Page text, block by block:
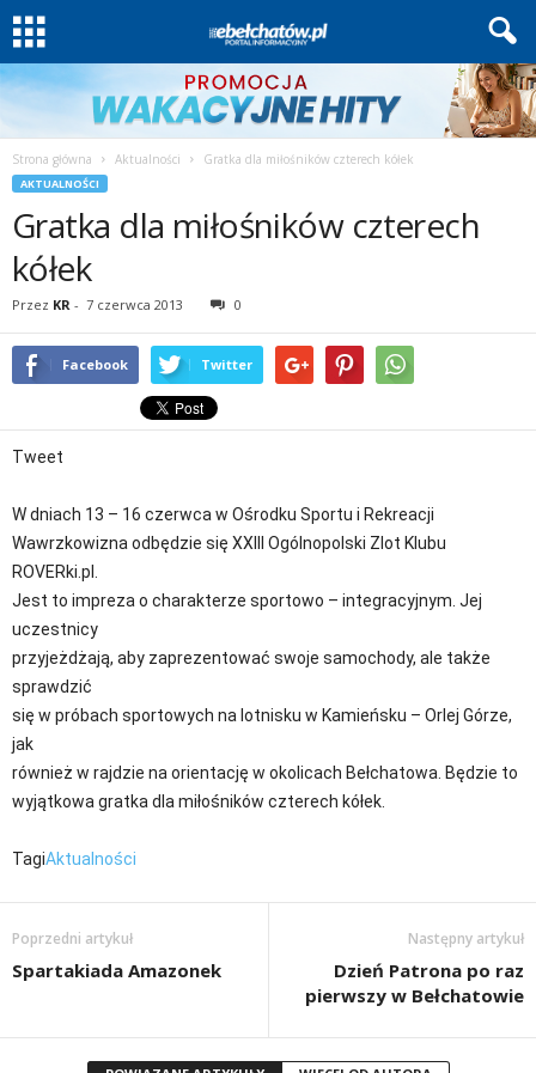
Strona główna Aktualności Gratka dla miłośników czterech kółek
AKTUALNOŚCI
Gratka dla miłośników czterech
kółek
Przez KR - 7 czerwca 2013 0
Facebook Twitter
Tweet
W dniach 13 – 16 czerwca w Ośrodku Sportu i Rekreacji
Wawrzkowizna odbędzie się XXIII Ogólnopolski Zlot Klubu
ROVERki.pl.
Jest to impreza o charakterze sportowo – integracyjnym. Jej
uczestnicy
przyjeżdżają, aby zaprezentować swoje samochody, ale także
sprawdzić
się w próbach sportowych na lotnisku w Kamieńsku – Orlej Górze,
jak
również w rajdzie na orientację w okolicach Bełchatowa. Będzie to
wyjątkowa gratka dla miłośników czterech kółek.
TagiAktualności
Poprzedni artykuł
Spartakiada Amazonek
Następny artykuł
Dzień Patrona po raz
pierwszy w Bełchatowie